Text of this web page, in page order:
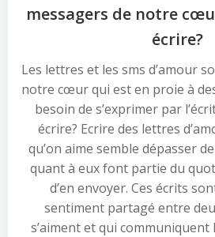
messagers de notre
écrire?
Les lettres et les sms d’amour
notre cœur qui est en proie à
besoin de s’exprimer par
écrire? Ecrire des lettres
qu’on aime semble dépasser
quant à eux font partie du
d’en envoyer. Ces écrits
sentiment partagé entre
s’aiment et qui